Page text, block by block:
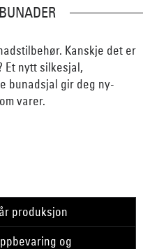
Kanskje det er
Et nytt silkesjal,
bunadsjal gir deg ny-
varer.
produksjon
og